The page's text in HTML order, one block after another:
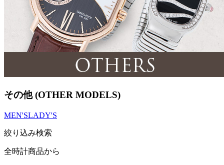
その他 (OTHER MODELS)
MEN'SLADY'S
絞り込み検索
全時計商品から